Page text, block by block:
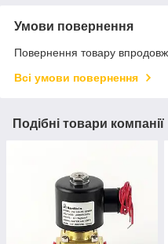
Умови повернення
Повернення товару
Всі умови повернення
Подібні товари компанії